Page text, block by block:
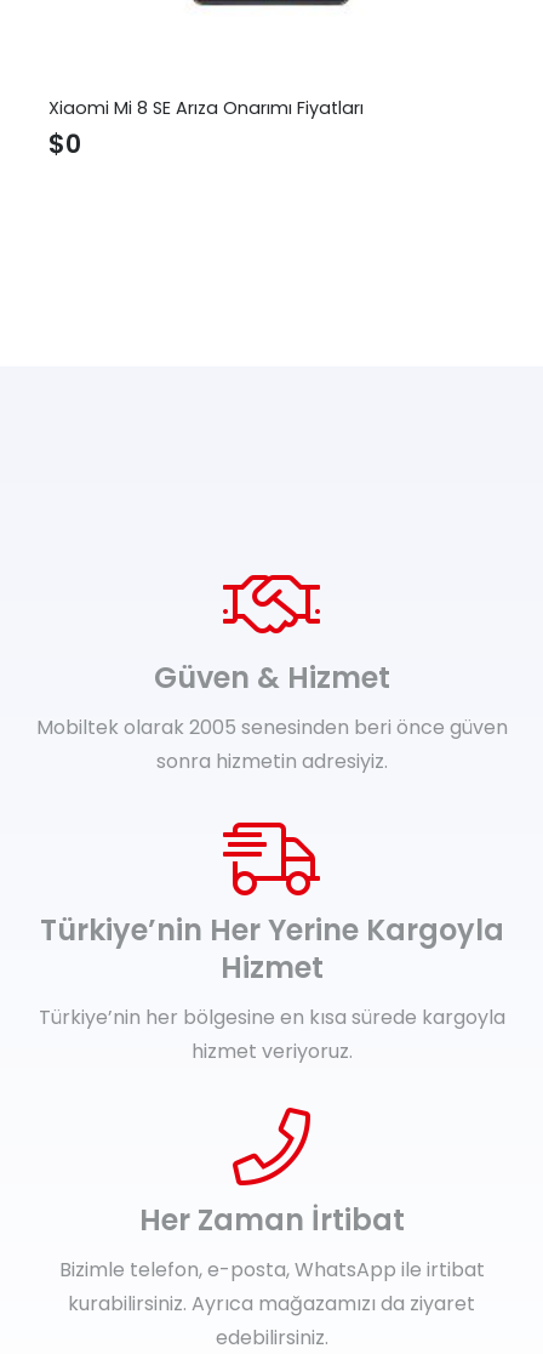
Xiaomi Mi 8 SE Arıza Onarımı Fiyatları
$0
Güven & Hizmet
Mobiltek olarak 2005 senesinden beri önce güven
sonra hizmetin adresiyiz.
Türkiye’nin Her Yerine Kargoyla
Hizmet
Türkiye’nin her bölgesine en kısa sürede kargoyla
hizmet veriyoruz.
Her Zaman İrtibat
Bizimle telefon, e-posta, WhatsApp ile irtibat
kurabilirsiniz. Ayrıca mağazamızı da ziyaret
edebilirsiniz.